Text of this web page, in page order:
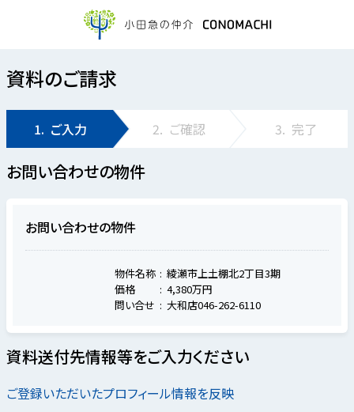
資料のご請求
1. ご入力 2. ご確認 3. 完了
お問い合わせの物件
お問い合わせの物件
物件名称
綾瀬市上土棚北2丁目3期
価格
4,380万円
問い合せ
大和店046-262-6110
資料送付先情報等をご入力ください
ご登録いただいたプロフィール情報を反映